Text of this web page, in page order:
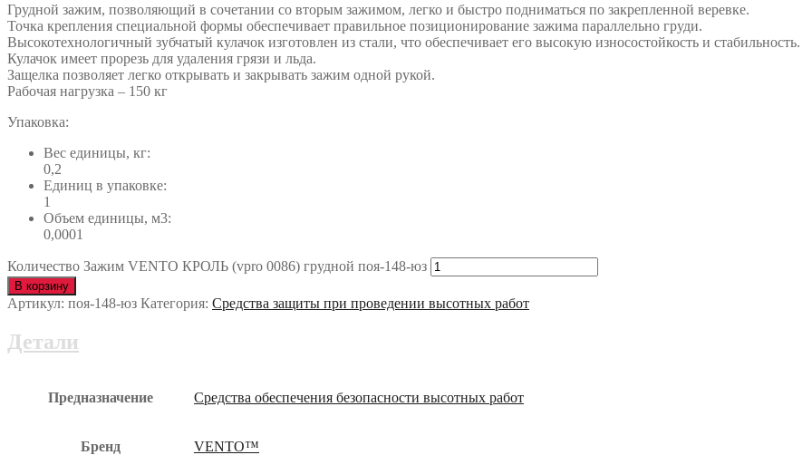
Грудной зажим, позволяющий в сочетании со вторым зажимом, легко и быстро подниматься по закрепленной веревке.
Точка крепления специальной формы обеспечивает правильное позиционирование зажима параллельно груди.
Высокотехнологичный зубчатый кулачок изготовлен из стали, что обеспечивает его высокую износостойкость и стабильность.
Кулачок имеет прорезь для удаления грязи и льда.
Защелка позволяет легко открывать и закрывать зажим одной рукой.
Рабочая нагрузка – 150 кг
Упаковка:
Вес единицы, кг:
0,2
Единиц в упаковке:
1
Объем единицы, м3:
0,0001
Количество Зажим VENTO КРОЛЬ (vpro 0086) грудной поя-148-юз
В корзину
Артикул: поя-148-юз Категория: Средства защиты при проведении высотных работ
Детали
Предназначение Средства обеспечения безопасности высотных работ
Бренд VENTO™